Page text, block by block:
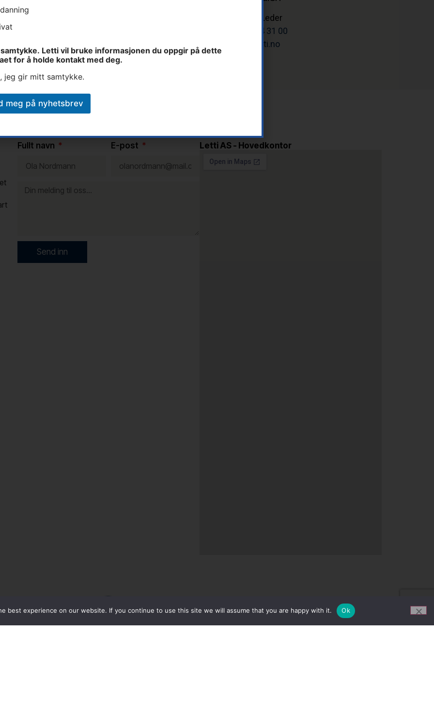
Teknisk Leder
Tlf: 37 14 31 00
rune@letti.no
Fullt navn E-post
Send inn
Letti AS - Hovedkontor
best experience on our website. If you continue to use this site we will assume that you are happy with it. Ok
samtykke. Letti vil bruke informasjonen du oppgir på dette
for å holde kontakt med deg.
jeg gir mitt samtykke.
meg på nyhetsbrev